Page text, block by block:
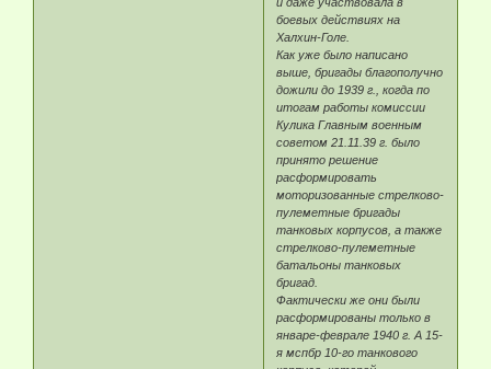
боевых действиях на
Халхин-Голе.
Как уже было написано
выше, бригады благополучно
дожили до 1939 г., когда по
итогам работы комиссии
Кулика Главным военным
советом 21.11.39 г. было
принято решение
расформировать
моторизованные стрелково-
пулеметные бригады
танковых корпусов, а также
стрелково-пулеметные
батальоны танковых
бригад.
Фактически же они были
расформированы только в
январе-феврале 1940 г. А 15-
я мспбр 10-го танкового